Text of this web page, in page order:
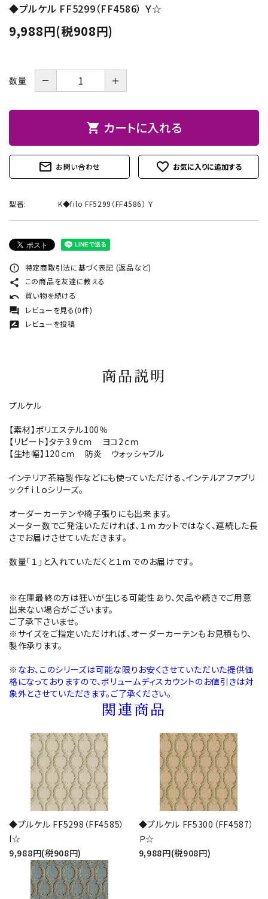
ガイドライン
お問い合わせ
◆プルケル FF5299（FF4586） Ｙ☆
9,988円(税908円)
数量 － ＋
shopping_cart カートに入れる
mail_outline お問い合わせ favorite_outline
型番: K◆filo FF5299（FF4586） Ｙ
error_outline 特定商取引法に基づく表記 (返品など)
share この商品を友達に教える
undo 買い物を続ける
forum レビューを見る(0件)
rate_review レビューを投稿
商品説明
プルケル
【素材】ポリエステル100％
【リピート】タテ3.9ｃｍ ヨコ2ｃｍ
【生地幅】120ｃｍ 防炎 ウォッシャブル
インテリア茶箱製作などにも使っていただける、インテルアファブリ
ックｆｉｌｏシリーズ。
オーダーカーテンや椅子張りにも出来ます。
メーター数でご発注いただければ、１ｍカットではなく、連続した長
さでお届けさせていただきます。
数量「１」と入れていただくと１ｍでのお届けです。
※在庫最終の方は狂いが生じる可能性あり、欠品や続きでご用意
出来ない場合がございます。
ご了承下さいませ。
※サイズをご指定いただければ、オーダーカーテンもお見積もり、
製作承ります。
※ なお、このシリーズは可能な限りお安くさせていただいた提供価
格になっておりますので、ボリュームディスカウントのお値引きは対
象外とさせていただきます。ご了承ください。
関連商品
◆プルケル FF5298（FF4585）
I☆
9,988円(税908円)
◆プルケル FF5300（FF4587）
Ｐ☆
9,988円(税908円)